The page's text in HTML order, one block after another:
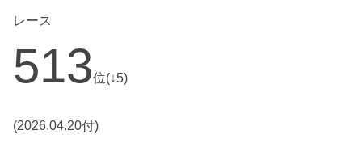
レース
513位(↓5)
(2026.04.20付)